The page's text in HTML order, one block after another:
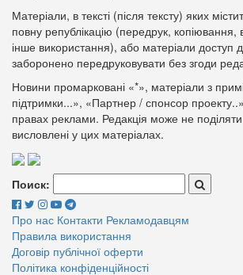
Матеріали, в тексті (після тексту) яких
повну републікацію (передрук, копіювання,
інше використання), або матеріали доступ
заборонено передруковувати без згоди
Новини промарковані «*», матеріали з
підтримки...», «Партнер / спонсор
правах реклами. Редакція може не
висловлені у цих матеріалах.
Поиск:
Про нас Контакти Рекламодавцям
Правила використання
Договір публічної оферти
Політика конфіденційності